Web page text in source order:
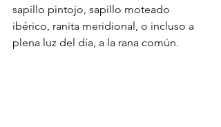
sapillo pintojo, sapillo moteado
ibérico, ranita meridional, o incluso a
plena luz del día, a la rana común.